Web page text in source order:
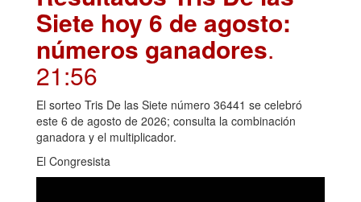
Siete hoy 6 de agosto:
números ganadores.
21:56
El sorteo Tris De las Siete número 36441 se celebró
este 6 de agosto de 2026; consulta la combinación
ganadora y el multiplicador.
El Congresista